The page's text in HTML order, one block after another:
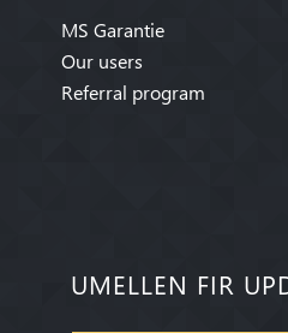
MS Garantie
Our users
Referral program
UMELLEN FIR